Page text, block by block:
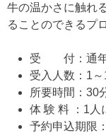
牛の温かさに触れ
ることのできるプ
受 付：通
受入人数：1～
所要時間：30
体 験 料 ：1人
予約申込期限